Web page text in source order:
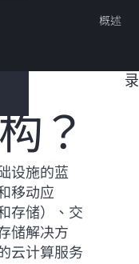
空的
和订购。
概述
？
设施的蓝
移动应
存储）、交
储解决方
云计算服务
录